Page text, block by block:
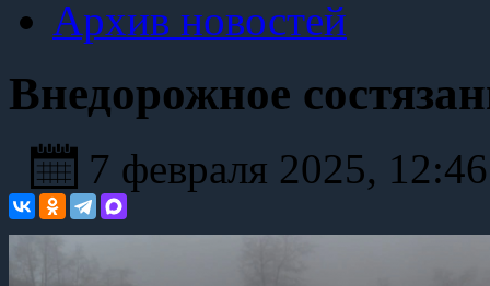
Архив новостей
Внедорожное
7 февраля 2025,